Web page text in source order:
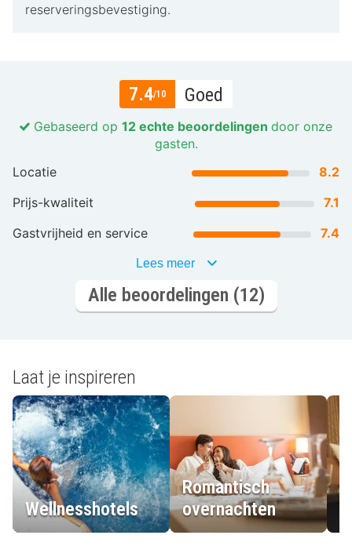
reserveringsbevestiging.
7.4/10 Goed
Gebaseerd op 12 echte beoordelingen door onze
gasten.
Locatie
8.2
Prijs-kwaliteit
7.1
Gastvrijheid en service
7.4
Lees meer
Alle beoordelingen (12)
Laat je inspireren
Wellnesshotels
Romantisch
overnachten